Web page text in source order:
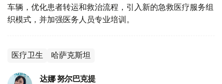
车辆，优化患者转运和救治流程，引入新的急救医疗服务组
织模式，并加强医务人员专业培训。
医疗卫生 哈萨克斯坦
达娜 努尔巴克提